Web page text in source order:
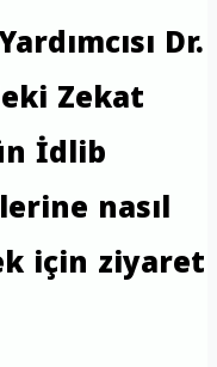
Dr.
Zekat
İdlib
nasıl
için ziyaret